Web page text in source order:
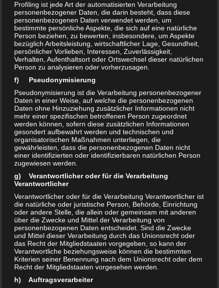
Bleicht auch Rotweinflecken und andere empfindliche
Farbstoffe, z.B. Blut, Kaffeflecken u.a.. Produkt geschlossen,
kühl und dunkel lagern.
Gebindegrößen: 500ml Sprühflasche, 1L Flasche, 5L
Kanister, 10L Kanister
Inhaltsstoffe:
unter 1% nichtionische Tenside, Essigsäure, 3% Wasserstoffperoxid, Milchsäure,
Essigsäure, Peressigsäure, Hilfsstoffe
Nicht verdünnen oder mit anderen Produkten mischen!
Jetzt auch für alle Sanitär- und Nassbereiche:
PeroxidreinigerSanitär
– anwendungsfertige Lösung:
oxidierender Hygienereiniger
– hygienische Reinigung, unspezifische
Oxidation
– gut kalklösend: für Küche, Dusche,
Profiling ist jede Art der automatisierten Verarbeitung
personenbezogener Daten, die darin besteht, dass diese
personenbezogenen Daten verwendet werden, um
bestimmte persönliche Aspekte, die sich auf eine natürliche
Person beziehen, zu bewerten, insbesondere, um Aspekte
bezüglich Arbeitsleistung, wirtschaftlicher Lage, Gesundheit,
persönlicher Vorlieben, Interessen, Zuverlässigkeit,
Verhalten, Aufenthaltsort oder Ortswechsel dieser natürlichen
Person zu analysieren oder vorherzusagen.
f) Pseudonymisierung
Pseudonymisierung ist die Verarbeitung personenbezogener
Daten in einer Weise, auf welche die personenbezogenen
Daten ohne Hinzuziehung zusätzlicher Informationen nicht
mehr einer spezifischen betroffenen Person zugeordnet
werden können, sofern diese zusätzlichen Informationen
gesondert aufbewahrt werden und technischen und
organisatorischen Maßnahmen unterliegen, die
gewährleisten, dass die personenbezogenen Daten nicht
einer identifizierten oder identifizierbaren natürlichen Person
zugewiesen werden.
g) Verantwortlicher oder für die Verarbeitung
Verantwortlicher
Verantwortlicher oder für die Verarbeitung Verantwortlicher ist
die natürliche oder juristische Person, Behörde, Einrichtung
oder andere Stelle, die allein oder gemeinsam mit anderen
über die Zwecke und Mittel der Verarbeitung von
personenbezogenen Daten entscheidet. Sind die Zwecke
und Mittel dieser Verarbeitung durch das Unionsrecht oder
das Recht der Mitgliedstaaten vorgegeben, so kann der
Verantwortliche beziehungsweise können die bestimmten
Kriterien seiner Benennung nach dem Unionsrecht oder dem
Recht der Mitgliedstaaten vorgesehen werden.
h) Auftragsverarbeiter